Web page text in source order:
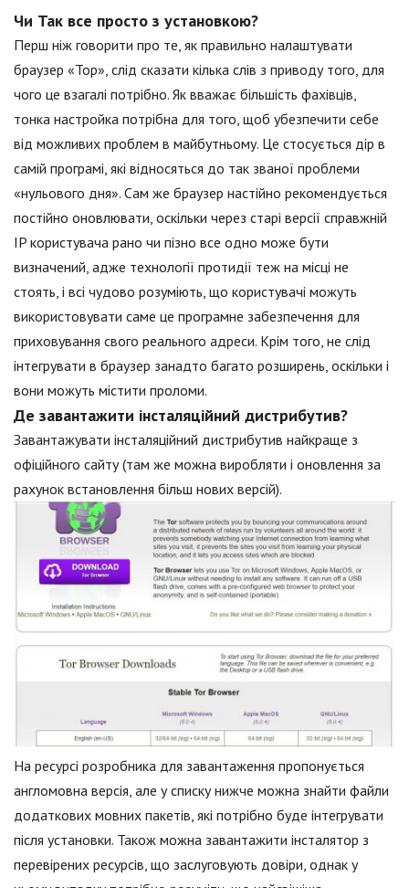
Чи Так все просто з установкою?
Перш ніж говорити про те, як правильно налаштувати
браузер «Тор», слід сказати кілька слів з приводу того, для
чого це взагалі потрібно. Як вважає більшість фахівців,
тонка настройка потрібна для того, щоб убезпечити себе
від можливих проблем в майбутньому. Це стосується дір в
самій програмі, які відносяться до так званої проблеми
«нульового дня». Сам же браузер настійно рекомендується
постійно оновлювати, оскільки через старі версії справжній
IP користувача рано чи пізно все одно може бути
визначений, адже технології протидії теж на місці не
стоять, і всі чудово розуміють, що користувачі можуть
використовувати саме це програмне забезпечення для
приховування свого реального адреси. Крім того, не слід
інтегрувати в браузер занадто багато розширень, оскільки і
вони можуть містити проломи.
Де завантажити інсталяційний дистрибутив?
Завантажувати інсталяційний дистрибутив найкраще з
офіційного сайту (там же можна виробляти і оновлення за
рахунок встановлення більш нових версій).
На ресурсі розробника для завантаження пропонується
англомовна версія, але у списку нижче можна знайти файли
додаткових мовних пакетів, які потрібно буде інтегрувати
після установки. Також можна завантажити інсталятор з
перевірених ресурсів, що заслуговують довіри, однак у